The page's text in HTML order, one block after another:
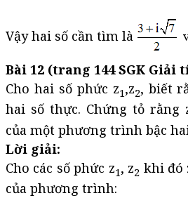
Vậy hai số cần tìm là
Bài 12 (trang 144 SGK Giải
Cho hai số phức z1,z2, biết
hai số thực. Chứng tỏ rằng
của một phương trình bậc
Lời giải:
Cho các số phức z1, z2 khi đó
của phương trình: